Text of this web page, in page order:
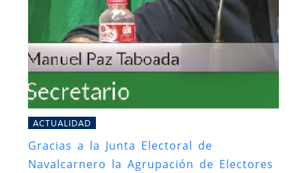
ACTUALIDAD
Gracias a la Junta Electoral de
Navalcarnero la Agrupación de Electores